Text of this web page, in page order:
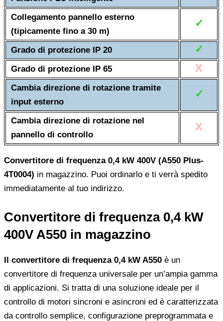
Collegamento pannello esterno
(tipicamente fino a 30 m)
✓
Grado di protezione IP 20 ✓
Grado di protezione IP 65 X
Cambia direzione di rotazione tramite
input esterno
✓
Cambia direzione di rotazione nel
pannello di controllo
X
Convertitore di frequenza 0,4 kW 400V (A550 Plus-
4T0004) in magazzino. Puoi ordinarlo e ti verrà spedito
immediatamente al tuo indirizzo.
Convertitore di frequenza 0,4 kW
400V A550 in magazzino
Il convertitore di frequenza 0,4 kW A550 è un
convertitore di frequenza universale per un’ampia gamma
di applicazioni. Si tratta di una soluzione ideale per il
controllo di motori sincroni e asincroni ed è caratterizzata
da controllo semplice, configurazione preprogrammata e